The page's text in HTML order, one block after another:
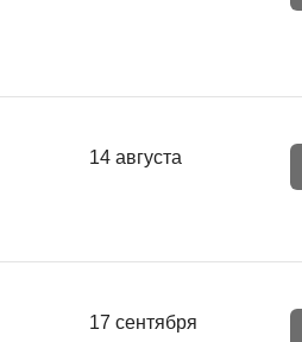
14 августа
17 сентября